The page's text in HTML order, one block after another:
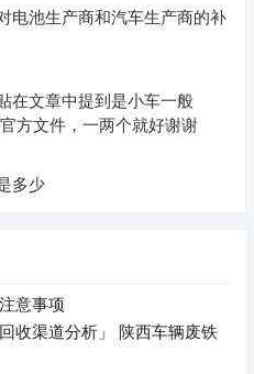
电池生产商和汽车生产商的补
在文章中提到是小车一般
方文件，一两个就好谢谢
多少
意事项
收渠道分析」 陕西车辆废铁